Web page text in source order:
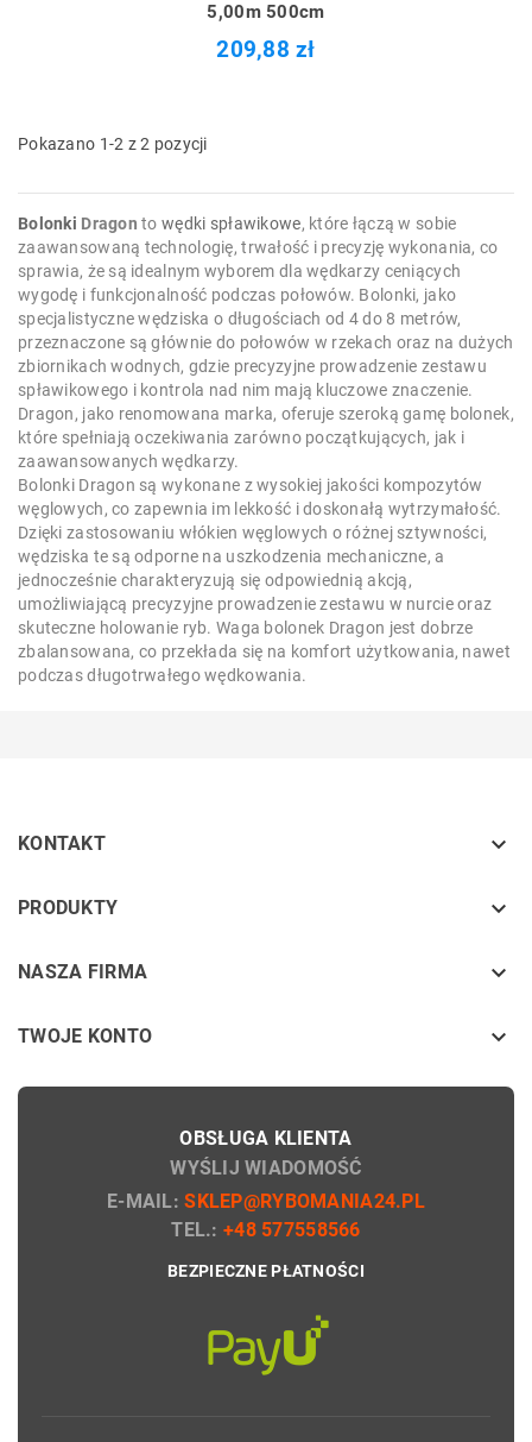
5,00m 500cm
209,88 zł
Pokazano 1-2 z 2 pozycji
Bolonki Dragon towędki spławikowe, które łączą w sobie
zaawansowaną technologię, trwałość i precyzję wykonania, co
sprawia, że są idealnym wyborem dla wędkarzy ceniących
wygodę i funkcjonalność podczas połowów. Bolonki, jako
specjalistyczne wędziska o długościach od 4 do 8 metrów,
przeznaczone są głównie do połowów w rzekach oraz na dużych
zbiornikach wodnych, gdzie precyzyjne prowadzenie zestawu
spławikowego i kontrola nad nim mają kluczowe znaczenie.
Dragon, jako renomowana marka, oferuje szeroką gamę bolonek,
które spełniają oczekiwania zarówno początkujących, jak i
zaawansowanych wędkarzy.
Bolonki Dragon są wykonane z wysokiej jakości kompozytów
węglowych, co zapewnia im lekkość i doskonałą wytrzymałość.
Dzięki zastosowaniu włókien węglowych o różnej sztywności,
wędziska te są odporne na uszkodzenia mechaniczne, a
jednocześnie charakteryzują się odpowiednią akcją,
umożliwiającą precyzyjne prowadzenie zestawu w nurcie oraz
skuteczne holowanie ryb. Waga bolonek Dragon jest dobrze
zbalansowana, co przekłada się na komfort użytkowania, nawet
podczas długotrwałego wędkowania.
KONTAKT 
PRODUKTY keyboard_arrow_down
NASZA FIRMA keyboard_arrow_down
TWOJE KONTO 
OBSŁUGA KLIENTA
WYŚLIJ WIADOMOŚĆ
E-MAIL:SKLEP@RYBOMANIA24.PL
TEL.:+48 577558566
BEZPIECZNE PŁATNOŚCI